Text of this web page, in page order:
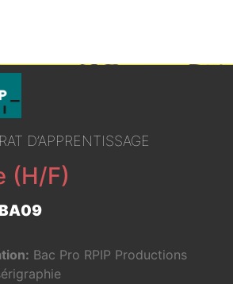
D’APPRENTISSAGE
(H/F)
Bac Pro RPIP Productions